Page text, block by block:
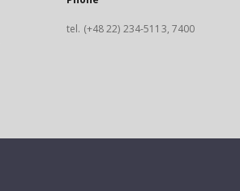
tel. (+48 22) 234-5113, 7400